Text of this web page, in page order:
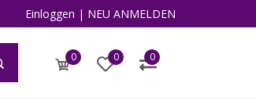
Einloggen | NEU ANMELDEN
0 0 0